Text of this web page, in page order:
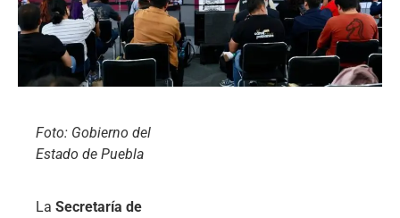
Foto: Gobierno del
Estado de Puebla
La Secretaría de